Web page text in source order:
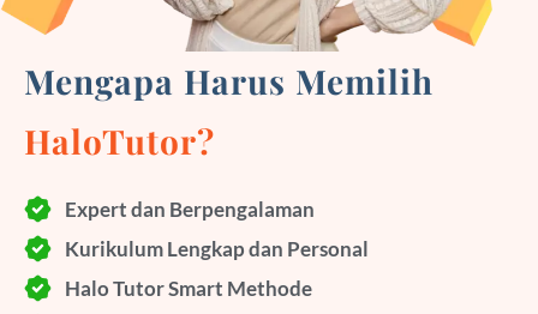
Mengapa Harus Memilih
HaloTutor?
Expert dan Berpengalaman
Kurikulum Lengkap dan Personal
Halo Tutor Smart Methode